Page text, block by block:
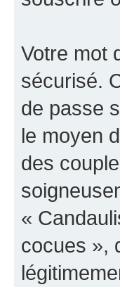
Votre mot
sécurisé.
de passe
le moyen
des
«
cocues »,